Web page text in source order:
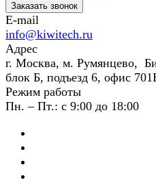
Заказать звонок
E-mail
info@kiwitech.ru
Адрес
г. Москва, м. Румянцево,
блок Б, подъезд 6, офис
Режим работы
Пн. – Пт.: с 9:00 до 18:00